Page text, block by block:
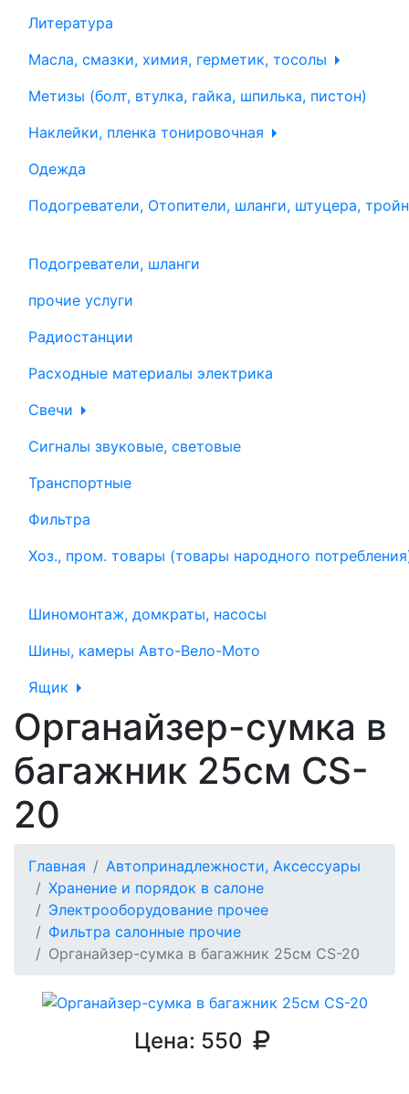
Литература
Масла, смазки, химия, герметик, тосолы
Метизы (болт, втулка, гайка, шпилька, пистон)
Наклейки, пленка тонировочная
Одежда
Подогреватели, Отопители, шланги, штуцера,
Подогреватели, шланги
прочие услуги
Радиостанции
Расходные материалы электрика
Свечи
Сигналы звуковые, световые
Транспортные
Фильтра
Хоз., пром. товары (товары народного
Шиномонтаж, домкраты, насосы
Шины, камеры Авто-Вело-Мото
Ящик
Органайзер-сумка в
багажник 25см CS-
20
Главная
Автопринадлежности, Аксессуары
Хранение и порядок в салоне
Электрооборудование прочее
Фильтра салонные прочие
Органайзер-сумка в багажник 25см CS-20
Цена: 550